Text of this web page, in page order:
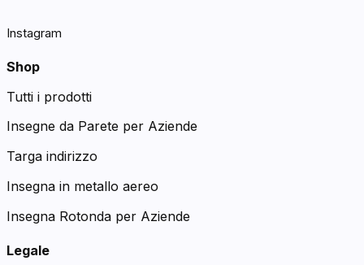
Instagram
Shop
Tutti i prodotti
Insegne da Parete per Aziende
Targa indirizzo
Insegna in metallo aereo
Insegna Rotonda per Aziende
Legale